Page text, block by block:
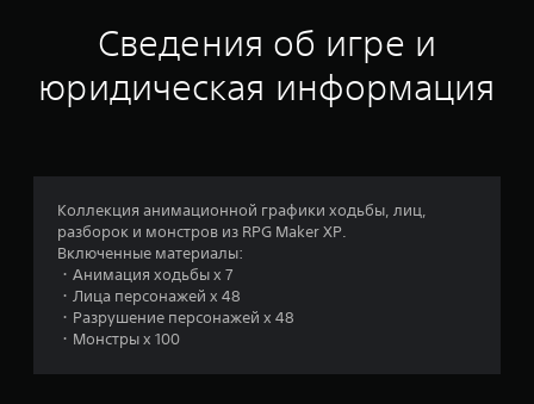
Сведения об игре и
юридическая информация
Коллекция анимационной графики ходьбы, лиц,
разборок и монстров из RPG Maker XP.
Включенные материалы:
・Анимация ходьбы x 7
・Лица персонажей x 48
・Разрушение персонажей x 48
・Монстры х 100